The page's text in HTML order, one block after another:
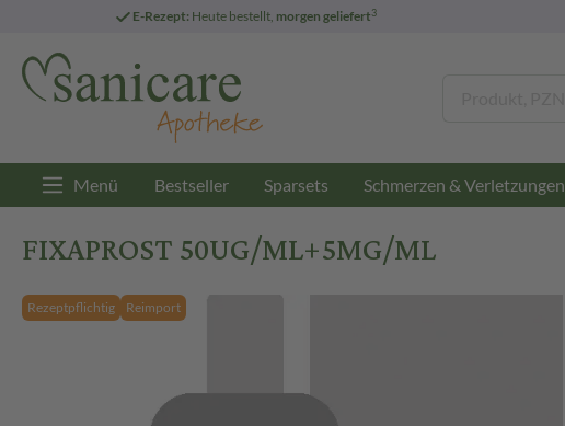
E-Rezept: Heute bestellt, morgen geliefert3
Menü Bestseller Sparsets Schmerzen & Verletzungen
FIXAPROST 50UG/ML+5MG/ML
Rezeptpflichtig Reimport